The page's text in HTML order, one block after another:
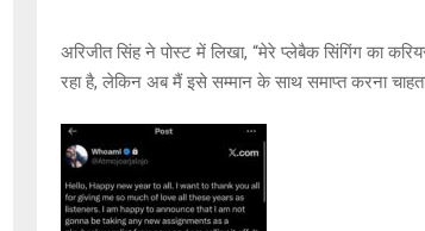
अरिजीत सिंह ने पोस्ट में लिखा, “मेरे प्लेबैक सिंगिंग का
रहा है, लेकिन अब मैं इसे सम्मान के साथ समाप्त करना